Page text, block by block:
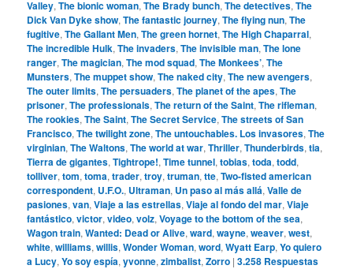
Valley,The bionic woman,The Brady bunch,The detectives,The
Dick Van Dyke show,The fantastic journey,The flying nun,The
fugitive,The Gallant Men,The green hornet,The High Chaparral,
The incredible Hulk,The invaders,The invisible man,The lone
ranger,The magician,The mod squad,The Monkees’,The
Munsters,The muppet show,The naked city,The new avengers,
The outer limits,The persuaders,The planet of the apes,The
prisoner,The professionals,The return of the Saint,The rifleman,
The rookies,The Saint,The Secret Service,The streets of San
Francisco,The twilight zone,The untouchables. Los invasores,The
virginian,The Waltons,The world at war,Thriller,Thunderbirds,tia,
Tierra de gigantes,Tightrope!,Time tunnel,tobias,toda,todd,
tolliver,tom,toma,trader,troy,truman,tte,Two-fisted american
correspondent, U.F.O., Ultraman, Un paso al más allá,Valle de
pasiones,van,Viaje a las estrellas,Viaje al fondo del mar,Viaje
fantástico,victor,video,volz,Voyage to the bottom of the sea,
Wagon train,Wanted: Dead or Alive,ward,wayne,weaver,west,
white,williams,willis,Wonder Woman,word,Wyatt Earp,Yo quiero
a Lucy,Yo soy espía,yvonne,zimbalist,Zorro |3.258 Respuestas